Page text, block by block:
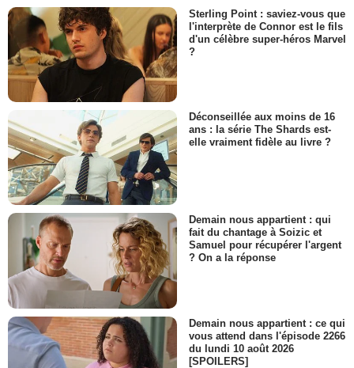
Sterling Point : saviez-vous que
l'interprète de Connor est le fils
d'un célèbre super-héros Marvel
?
Déconseillée aux moins de 16
ans : la série The Shards est-
elle vraiment fidèle au livre ?
Demain nous appartient : qui
fait du chantage à Soizic et
Samuel pour récupérer l'argent
? On a la réponse
Demain nous appartient : ce qui
vous attend dans l'épisode 2266
du lundi 10 août 2026
[SPOILERS]